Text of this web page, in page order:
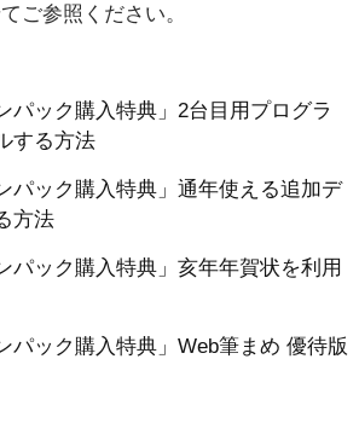
ご参照ください。
パック購入特典」2台目用プログラ
する方法
パック購入特典」通年使える追加デ
方法
パック購入特典」亥年年賀状を利用
パック購入特典」Web筆まめ 優待版